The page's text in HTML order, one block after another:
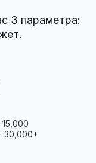
3 параметра:
30,000+